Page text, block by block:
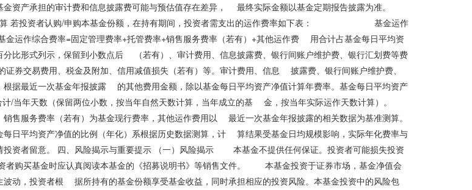
资产承担的审计费和信息披露费可能与预估值存在差异， 最终实际金额以基金定期报告披露为准。
测算 若投资者认购/申购本基金份额，在持有期间，投资者需支出的运作费率如下表： 基金运作
运作综合费率=固定管理费率+托管费率+销售服务费率（若有）+其他运作费 用合计占基金每日平均资
分比形式列示，保留到小数点后 （若有）、审计费用、信息披露费、银行间账户维护费、银行汇划费等费
券交易费用、税金及附加、信用减值损失（若有）等。审计费用、信息 披露费、银行间账户维护费、
根据最近一次基金年报披露 的其他费用金额，除以基金每日平均资产净值计算年费率。基金每日平均资产
/当年天数（保留两位小数，按当年自然天数计算，当年成立的基 金，按当年实际运作天数计算）。
售服务费率（若有）为基金现行费率，其他运作费用以 最近一次基金年报披露的相关数据为基准测算。
日平均资产净值的比例（年化）系根据历史数据测算，计 算结果受基金日均规模影响，实际年化费率与
投资者留意。 四、风险揭示与重要提示 （一）风险揭示 本基金不提供任何保证。投资者可能损失投资
购买基金时应认真阅读本基金的《招募说明书》等销售文件。 本基金投资于证券市场，基金净值会
波动，投资者根 据所持有的基金份额享受基金收益，同时承担相应的投资风险。本基金投资中的风险包